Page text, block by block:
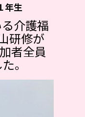
年生
介護福
研修が
者全員
。